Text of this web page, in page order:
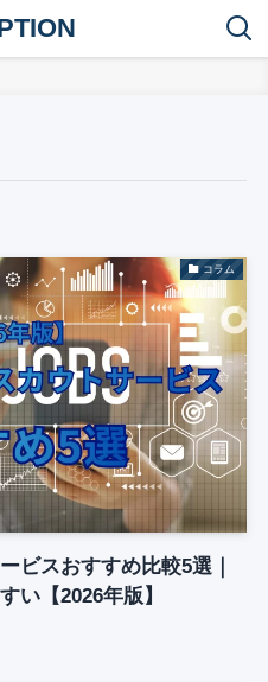
コラム
ビスおすすめ比較5選｜
い【2026年版】